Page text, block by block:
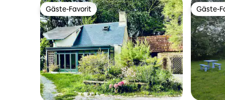
Gäste-Favorit
Gäste-Favorit Gäste-
Gäste-